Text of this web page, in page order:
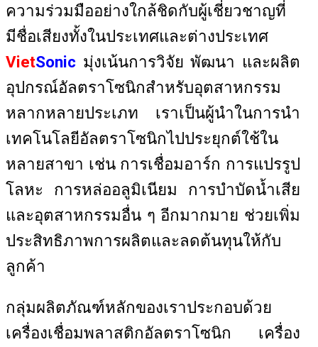
ความร่วมมืออย่างใกล้ชิดกับผู้เชี่ยวชาญที่
มีชื่อเสียงทั้งในประเทศและต่างประเทศ
VietSonic มุ่งเน้นการวิจัย พัฒนา และผลิต
อุปกรณ์อัลตราโซนิกสำหรับอุตสาหกรรม
หลากหลายประเภท เราเป็นผู้นำในการนำ
เทคโนโลยีอัลตราโซนิกไปประยุกต์ใช้ใน
หลายสาขา เช่น การเชื่อมอาร์ก การแปรรูป
โลหะ การหล่ออลูมิเนียม การบำบัดน้ำเสีย
และอุตสาหกรรมอื่น ๆ อีกมากมาย ช่วยเพิ่ม
ประสิทธิภาพการผลิตและลดต้นทุนให้กับ
ลูกค้า
กลุ่มผลิตภัณฑ์หลักของเราประกอบด้วย
เครื่องเชื่อมพลาสติกอัลตราโซนิก เครื่อง